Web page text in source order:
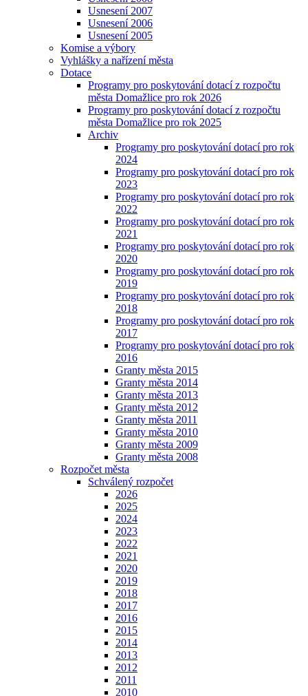
Usnesení 2007
Usnesení 2006
Usnesení 2005
Komise a výbory
Vyhlášky a nařízení města
Dotace
Programy pro poskytování dotací z rozpočtu
města Domažlice pro rok 2026
Programy pro poskytování dotací z rozpočtu
města Domažlice pro rok 2025
Archiv
Programy pro poskytování dotací pro rok
2024
Programy pro poskytování dotací pro rok
2023
Programy pro poskytování dotací pro rok
2022
Programy pro poskytování dotací pro rok
2021
Programy pro poskytování dotací pro rok
2020
Programy pro poskytování dotací pro rok
2019
Programy pro poskytování dotací pro rok
2018
Programy pro poskytování dotací pro rok
2017
Programy pro poskytování dotací pro rok
2016
Granty města 2015
Granty města 2014
Granty města 2013
Granty města 2012
Granty města 2011
Granty města 2010
Granty města 2009
Granty města 2008
Rozpočet města
Schválený rozpočet
2026
2025
2024
2023
2022
2021
2020
2019
2018
2017
2016
2015
2014
2013
2012
2011
2010